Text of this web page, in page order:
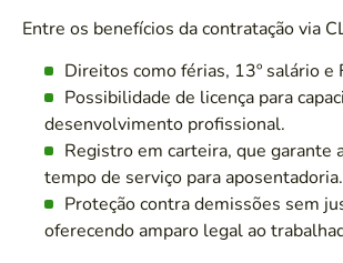
Entre os benefícios da contratação via
Direitos como férias, 13º salário e
Possibilidade de licença para
desenvolvimento profissional.
Registro em carteira, que garante
tempo de serviço para aposentadoria.
Proteção contra demissões sem
oferecendo amparo legal ao